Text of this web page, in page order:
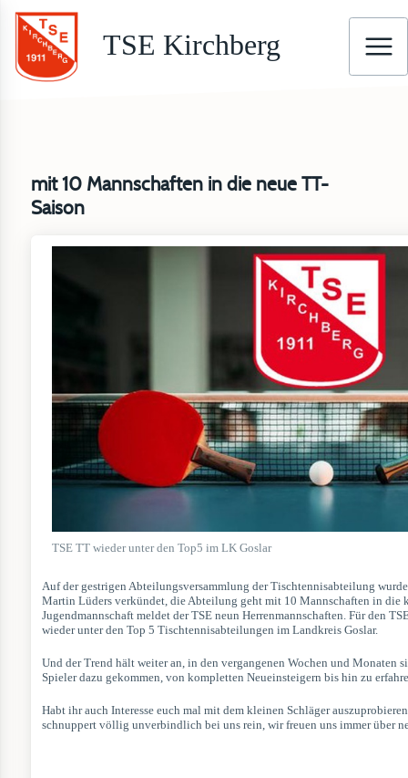
TSE Kirchberg
mit 10 Mannschaften in die neue TT-
Saison
TSE TT wieder unter den Top5 im LK Goslar
Auf der gestrigen Abteilungsversammlung der Tischtennisabteilung
Martin Lüders verkündet, die Abteilung geht mit 10 Mannschaften in die
Jugendmannschaft meldet der TSE neun Herrenmannschaften. Für den
wieder unter den Top 5 Tischtennisabteilungen im Landkreis Goslar.
Und der Trend hält weiter an, in den vergangenen Wochen und Monaten
Spieler dazu gekommen, von kompletten Neueinsteigern bis hin zu
Habt ihr auch Interesse euch mal mit dem kleinen Schläger
schnuppert völlig unverbindlich bei uns rein, wir freuen uns immer über